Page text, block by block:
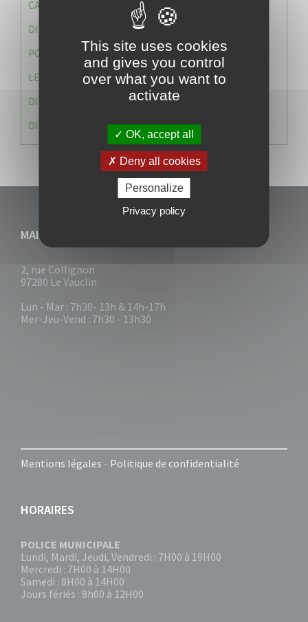
CAISSE DES ÉCOLES
DIRECTION DES SERVICES TECHNIQUES
POLICE MUNICIPALE
LE CABINET DU MAIRE
DIRECTION DES RESSOURCES ET MOYENS
DIRECTION DU DEVELLOPPEMENT URBAIN DURABL
MAIRIE DU VAUCLIN
2, rue Collignon
97280 Le Vauclin
Lun - Mar : 7h30- 13h & 14h-17h
Mer-Jeu-Vend : 7h30 - 13h30
Mentions légales - Politique de confidentialité
HORAIRES
POLICE MUNICIPALE
Lundi, Mardi, Jeudi, Vendredi : 7H00 à 19H00
Mercredi : 7H00 à 14H00
Samedi : 8H00 à 14H00
Jours fériés : 8h00 à 12H00
This site uses cookies
and gives you control
over what you want to
activate
OK, accept all
Deny all cookies
Personalize
Privacy policy